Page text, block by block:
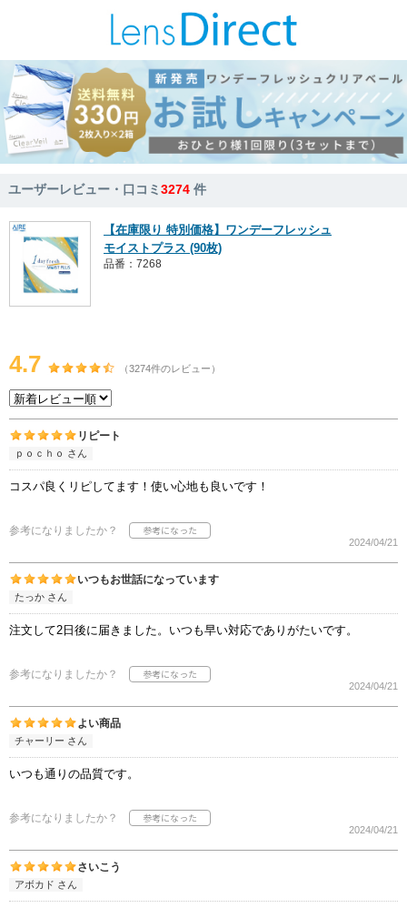
ユーザーレビュー・口コミ3274 件
【在庫限り 特別価格】ワンデーフレッシュ
モイストプラス (90枚)
品番：7268
4.7 （3274件のレビュー）
リピート
ｐｏｃｈｏ さん
コスパ良くリピしてます！使い心地も良いです！
参考になりましたか？
2024/04/21
いつもお世話になっています
たっか さん
注文して2日後に届きました。いつも早い対応でありがたいです。
参考になりましたか？
2024/04/21
よい商品
チャーリー さん
いつも通りの品質です。
参考になりましたか？
2024/04/21
さいこう
アボカド さん